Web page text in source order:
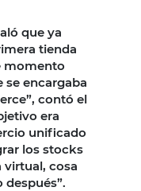
que ya
tienda
momento
se encargaba
contó el
era
unificado
los stocks
virtual, cosa